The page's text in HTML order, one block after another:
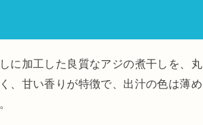
に加工した良質なアジの煮干しを、丸
、甘い香りが特徴で、出汁の色は薄め